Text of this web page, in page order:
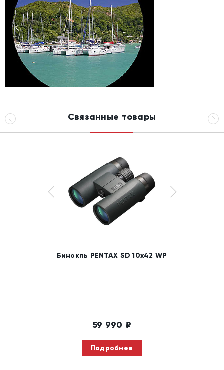
Связанные товары
Бинокль PENTAX SD 10x42 WP
59 990 ₽
Подробнее